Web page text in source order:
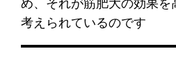
め、それが筋肥大の効果を
考えられているのです